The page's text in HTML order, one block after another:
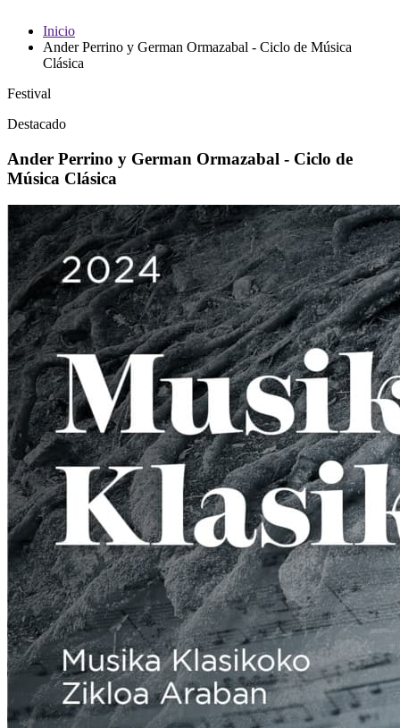
Inicio
Ander Perrino y German Ormazabal - Ciclo de Música
Clásica
Festival
Destacado
Ander Perrino y German Ormazabal - Ciclo de
Música Clásica